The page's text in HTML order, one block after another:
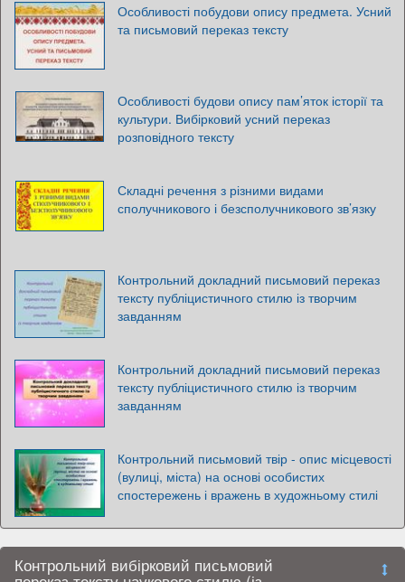
Особливості побудови опису предмета. Усний
та письмовий переказ тексту
Особливості будови опису пам’яток історії та
культури. Вибірковий усний переказ
розповідного тексту
Складні речення з різними видами
сполучникового і безсполучникового зв’язку
Контрольний докладний письмовий переказ
тексту публіцистичного стилю із творчим
завданням
Контрольний докладний письмовий переказ
тексту публіцистичного стилю із творчим
завданням
Контрольний письмовий твір - опис місцевості
(вулиці, міста) на основі особистих
спостережень і вражень в художньому стилі
Контрольний вибірковий письмовий